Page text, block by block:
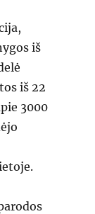
iš
iš 22
3000